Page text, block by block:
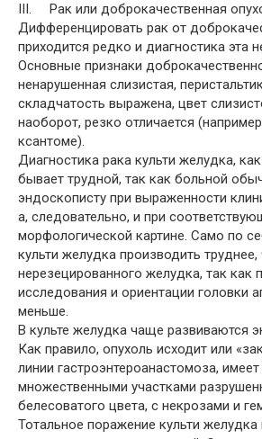
III. Рак или доброкачественная
Дифференцировать рак от
приходится редко и диагностика эта
Основные признаки
ненарушенная слизистая,
складчатость выражена, цвет
наоборот, резко отличается
ксантоме).
Диагностика рака культи желудка,
бывает трудной, так как больной
эндоскописту при выраженности
а, следовательно, и при
морфологической картине. Само по
культи желудка производить
нерезецированного желудка, так как
исследования и ориентации головки
меньше.
В культе желудка чаще развиваются
Как правило, опухоль исходит или
линии гастроэнтероанастомоза,
множественными участками
белесоватого цвета, с некрозами и
Тотальное поражение культи желудка